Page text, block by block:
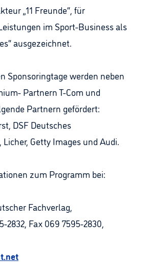
„11 Freunde“, für
im Sport-Business als
ausgezeichnet.
Sponsoringtage werden neben
Partnern T-Com und
Partnern gefördert:
DSF Deutsches
Getty Images und Audi.
zum Programm bei:
Fachverlag,
2832, Fax 069 7595-2830,